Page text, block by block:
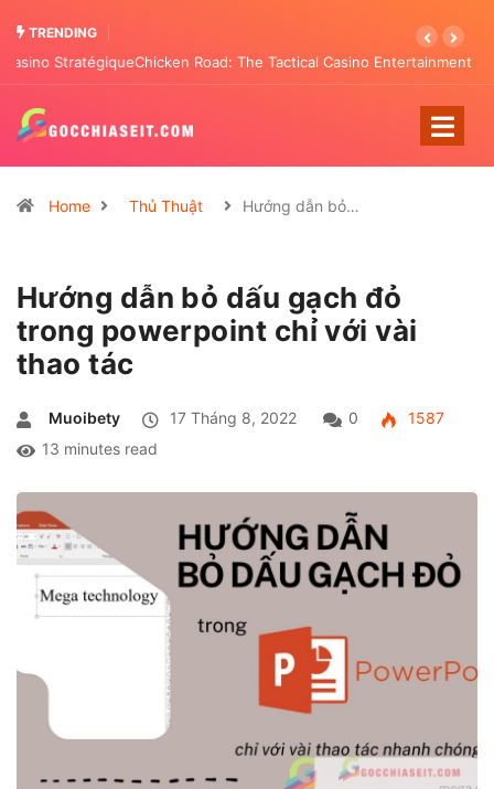
TRENDING
Chicken Road: The Tactical Casino Entertainment Transforming
Home Thủ Thuật Hướng dẫn bỏ…
Hướng dẫn bỏ dấu gạch đỏ
trong powerpoint chỉ với vài
thao tác
Muoibety 17 Tháng 8, 2022 0
1587
13 minutes read